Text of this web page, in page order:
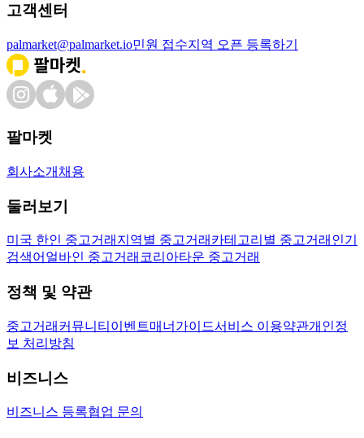
고객센터
palmarket@palmarket.io민원 접수지역 오픈 등록하기
팔마켓
회사소개 채용
둘러보기
미국 한인 중고거래 지역별 중고거래 카테고리별 중고거래 인기
검색어 얼바인 중고거래 코리아타운 중고거래
정책 및 약관
중고거래 커뮤니티 이벤트매너가이드서비스 이용약관개인정
보 처리방침
비즈니스
비즈니스 등록협업 문의